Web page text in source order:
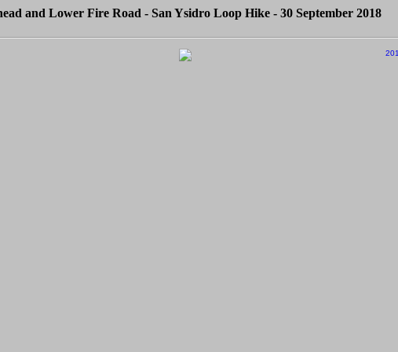
and Lower Fire Road - San Ysidro Loop Hike - 30 September 2018